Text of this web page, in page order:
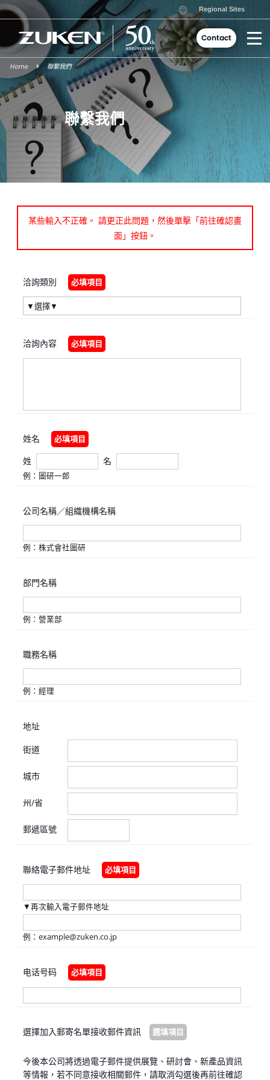
Skip
to
content
Regional Sites
Contact
Home 聯繫我們
聯繫我們
某些輸入不正確。 請更正此問題，然後單擊「前往確認畫
面」按鈕。
洽詢類別 必填項目
洽詢內容 必填項目
姓名 必填項目
姓 名
例：圖研一郎
公司名稱／組織機構名稱
例：株式會社圖研
部門名稱
例：營業部
職務名稱
例：經理
地址
街道
城市
州/省
郵遞區號
聯絡電子郵件地址 必填項目
▼再次輸入電子郵件地址
例：example@zuken.co.jp
电话号码 必填項目
選擇加入郵寄名單接收郵件資訊 選填項目
今後本公司將透過電子郵件提供展覽、研討會、新產品資訊
等情報，若不同意接收相關郵件，請取消勾選後再前往確認